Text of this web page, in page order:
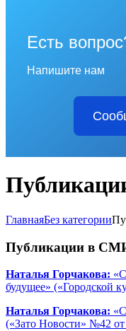
Есть
Напишите нам
ГлавнаяБез категории
Публикации в
Наталья Горчакова:
будущее» («Городской
Наталья Горчакова:
(«Зато Новости» №42 от